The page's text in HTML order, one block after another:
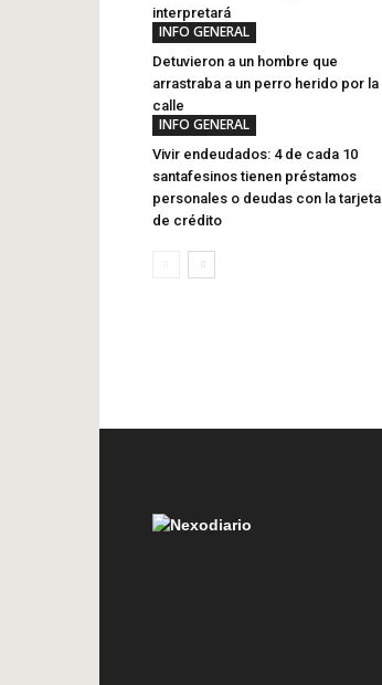
interpretará
INFO GENERAL
Detuvieron a un hombre que
arrastraba a un perro herido por la
calle
INFO GENERAL
Vivir endeudados: 4 de cada 10
santafesinos tienen préstamos
personales o deudas con la tarjeta
de crédito